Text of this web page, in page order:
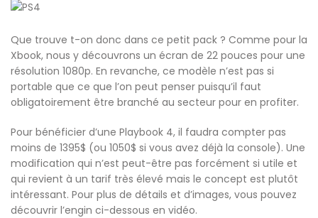
Que trouve t-on donc dans ce petit pack ? Comme pour la
Xbook, nous y découvrons un écran de 22 pouces pour une
résolution 1080p. En revanche, ce modèle n’est pas si
portable que ce que l’on peut penser puisqu’il faut
obligatoirement être branché au secteur pour en profiter.
Pour bénéficier d’une Playbook 4, il faudra compter pas
moins de 1395$ (ou 1050$ si vous avez déjà la console). Une
modification qui n’est peut-être pas forcément si utile et
qui revient à un tarif très élevé mais le concept est plutôt
intéressant. Pour plus de détails et d’images, vous pouvez
découvrir l’engin ci-dessous en vidéo.